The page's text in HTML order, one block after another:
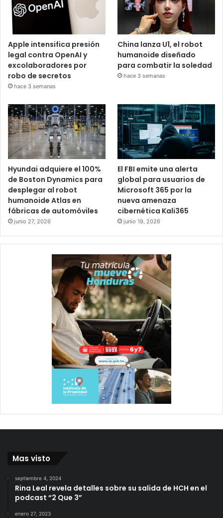
Apple intensifica presión
legal contra OpenAI y
excolaboradores por
robo de secretos
hace 3 semanas
China lanza U1, el robot
humanoide diseñado
para combatir la soledad
hace 3 semanas
Hyundai adquiere el 100%
de Boston Dynamics para
desplegar al robot
humanoide Atlas en
fábricas de automóviles
junio 27, 2026
El FBI emite una alerta
global para usuarios de
Microsoft 365 por la
nueva amenaza
cibernética Kali365
junio 19, 2026
Mas visto
septiembre 4, 2024
Rina Leal revela detalles sobre su salida de HCH en el
podcast “2 Que 3”
enero 27, 2023